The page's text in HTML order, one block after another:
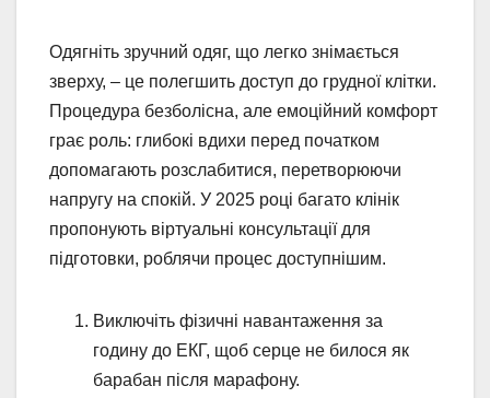
Одягніть зручний одяг, що легко знімається
зверху, – це полегшить доступ до грудної клітки.
Процедура безболісна, але емоційний комфорт
грає роль: глибокі вдихи перед початком
допомагають розслабитися, перетворюючи
напругу на спокій. У 2025 році багато клінік
пропонують віртуальні консультації для
підготовки, роблячи процес доступнішим.
Виключіть фізичні навантаження за
годину до ЕКГ, щоб серце не билося як
барабан після марафону.